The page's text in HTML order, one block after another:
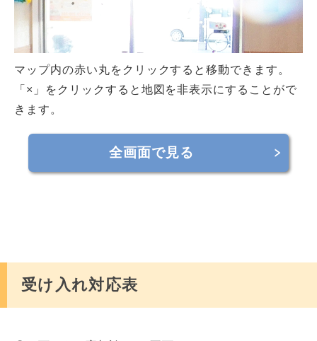
マップ内の赤い丸をクリックすると移動できます。
「×」をクリックすると地図を非表示にすることがで
きます。
全画面で見る
受け入れ対応表